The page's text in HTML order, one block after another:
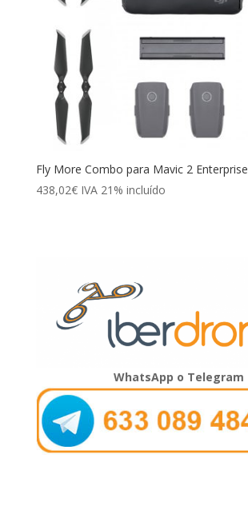
Fly More Combo para Mavic 2 Enterprise
438,02€ IVA 21% incluído
WhatsApp o Telegram